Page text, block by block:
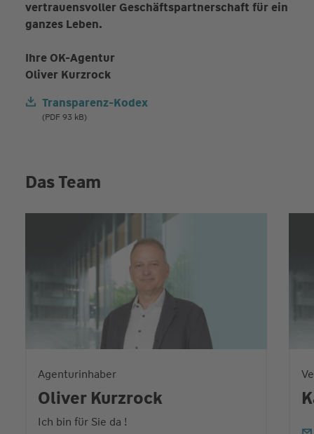
vertrauensvoller Geschäftspartnerschaft für ein
ganzes Leben.
Ihre OK-Agentur
Oliver Kurzrock
Transparenz-Kodex
(PDF 93 kB)
Das Team
Agenturinhaber
Oliver Kurzrock
Ich bin für Sie da !